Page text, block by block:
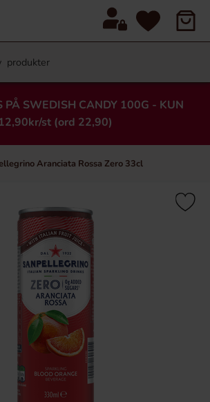
PÅ SWEDISH CANDY 100G - KUN
12,90kr/st (ord 22,90)
Aranciata Rossa Zero 33cl
Heading
×
-43%